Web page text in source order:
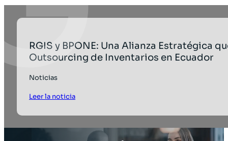
RGIS y BPONE: Una Alianza Estratégica
Outsourcing de Inventarios en Ecuador
Noticias
Leer la noticia